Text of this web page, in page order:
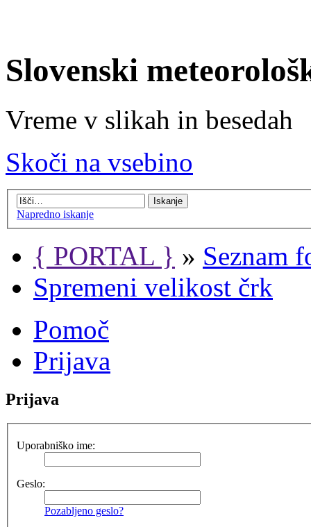
Slovenski
Vreme v slikah in besedah
Skoči na vsebino
Napredno iskanje
{ PORTAL } » Seznam
Spremeni velikost črk
Pomoč
Prijava
Prijava
Uporabniško ime:
Geslo:
Pozabljeno geslo?